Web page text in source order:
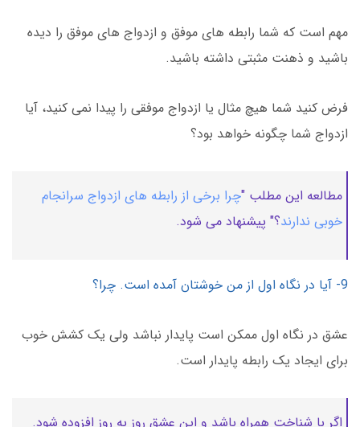
مهم است که شما رابطه های موفق و ازدواج های موفق را دیده
باشید و ذهنت مثبتی داشته باشید.
فرض کنید شما هیچ مثال یا ازدواج موفقی را پیدا نمی کنید، آیا
ازدواج شما چگونه خواهد بود؟
مطالعه این مطلب "چرا برخی از رابطه های ازدواج سرانجام
خوبی ندارند؟" پیشنهاد می شود.
9- آیا در نگاه اول از من خوشتان آمده است. چرا؟
عشق در نگاه اول ممکن است پایدار نباشد ولی یک کشش خوب
برای ایجاد یک رابطه پایدار است.
اگر با شناخت همراه باشد و این عشق روز به روز افزوده شود.